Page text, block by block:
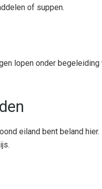
of suppen.
lopen onder begeleiding
eiland bent beland